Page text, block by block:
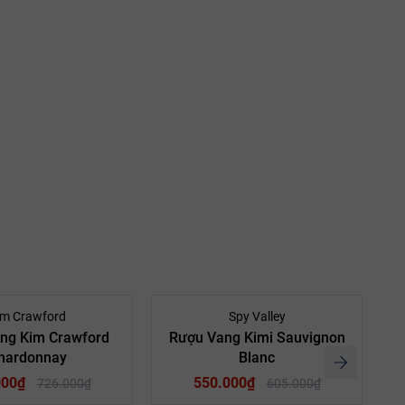
Crawford
Kim Crawford
726.000₫
Spy Valley
Rượu Vang Kimi Sauvignon
Blanc
550.000₫
605.000₫